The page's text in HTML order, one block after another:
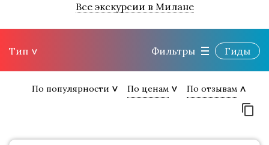
Все экскурсии в Милане
Тип Фильтры Гиды
По популярности По ценам По отзывам